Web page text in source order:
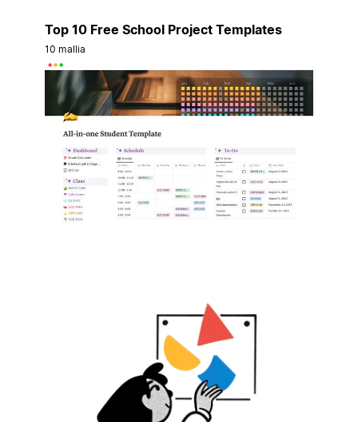
Top 10 Free School Project Templates
10 mallia